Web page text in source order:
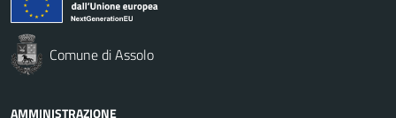
Comune di Assolo
AMMINISTRAZIONE